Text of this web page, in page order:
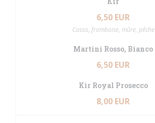
6,50 EUR
Cassis, framboise, mûre, pêche
Martini Rosso, Bianco
6,50 EUR
Kir Royal Prosecco
8,00 EUR